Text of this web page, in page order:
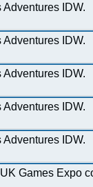
IDW.
IDW.
IDW.
IDW.
IDW.
Games Expo